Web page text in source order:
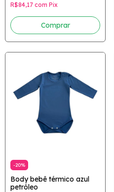
R$84,17 com Pix
Comprar
-20%
Body bebê térmico azul
petróleo